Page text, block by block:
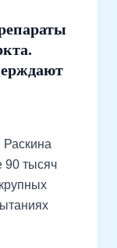
Раскина
90 тысяч